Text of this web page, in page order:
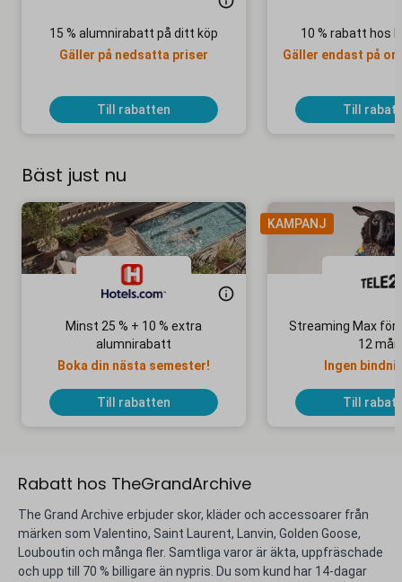
Rabatt hos TheGrandArchive
The Grand Archive erbjuder skor, kläder och accessoarer från
märken som Valentino, Saint Laurent, Lanvin, Golden Goose,
Louboutin och många fler. Samtliga varor är äkta, uppfräschade
och upp till 70 % billigare än nypris. Du som kund har 14-dagar
15 % alumnirabatt på ditt köp
Gäller på nedsatta priser
Till rabatten
10 % rabatt hos
Gäller endast på
Till
Bäst just nu
Minst 25 % + 10 % extra
alumnirabatt
Boka din nästa semester!
Till rabatten
KAMPANJ
Streaming Max för
12 mån
Ingen
Till